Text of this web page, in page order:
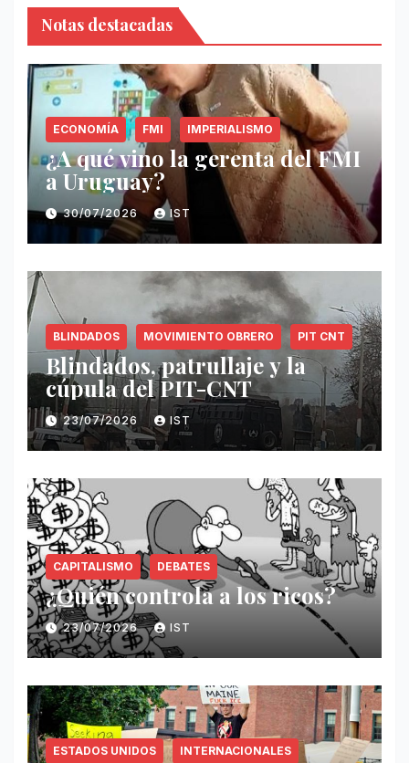
Notas destacadas
ECONOMÍA FMI IMPERIALISMO
¿A qué vino la gerenta del FMI
a Uruguay?
30/07/2026 IST
BLINDADOS MOVIMIENTO OBRERO PIT CNT
Blindados, patrullaje y la
cúpula del PIT-CNT
23/07/2026 IST
CAPITALISMO DEBATES
¿Quién controla a los ricos?
23/07/2026 IST
ESTADOS UNIDOS INTERNACIONALES